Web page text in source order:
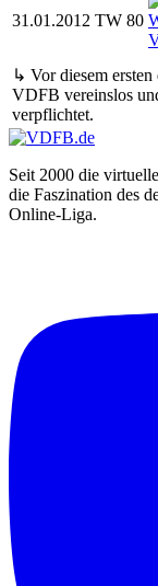
31.01.2012 TW 80
↳ Vor diesem
VDFB vereinslos
verpflichtet.
Seit 2000 die
die Faszination des
Online-Liga.